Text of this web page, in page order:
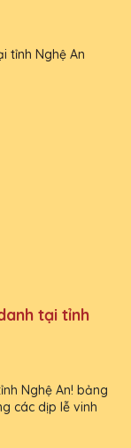
tại tỉnh
Nghệ An! bảng
các dịp lễ vinh